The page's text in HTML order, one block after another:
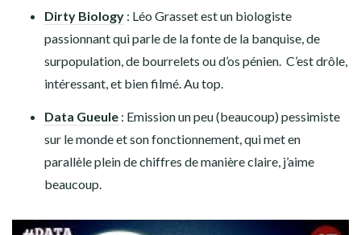
Dirty Biology : Léo Grasset est un biologiste
passionnant qui parle de la fonte de la banquise, de
surpopulation, de bourrelets ou d’os pénien. C’est drôle,
intéressant, et bien filmé. Au top.
Data Gueule : Emission un peu (beaucoup) pessimiste
sur le monde et son fonctionnement, qui met en
parallèle plein de chiffres de manière claire, j’aime
beaucoup.